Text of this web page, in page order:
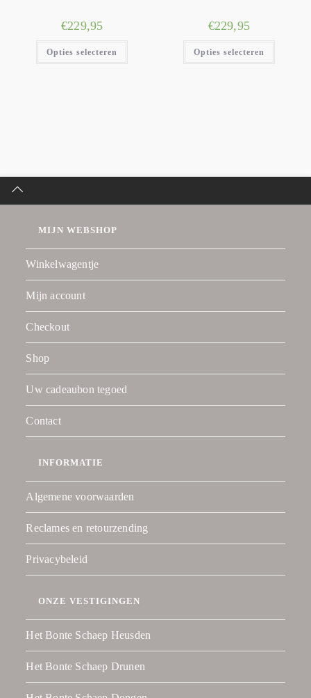
€229,95
Opties selecteren
€229,95
Opties selecteren
MIJN WEBSHOP
Winkelwagentje
Mijn account
Checkout
Shop
Uw cadeaubon tegoed
Contact
INFORMATIE
Algemene voorwaarden
Reclames en retourzending
Privacybeleid
ONZE VESTIGINGEN
Het Bonte Schaep Heusden
Het Bonte Schaep Drunen